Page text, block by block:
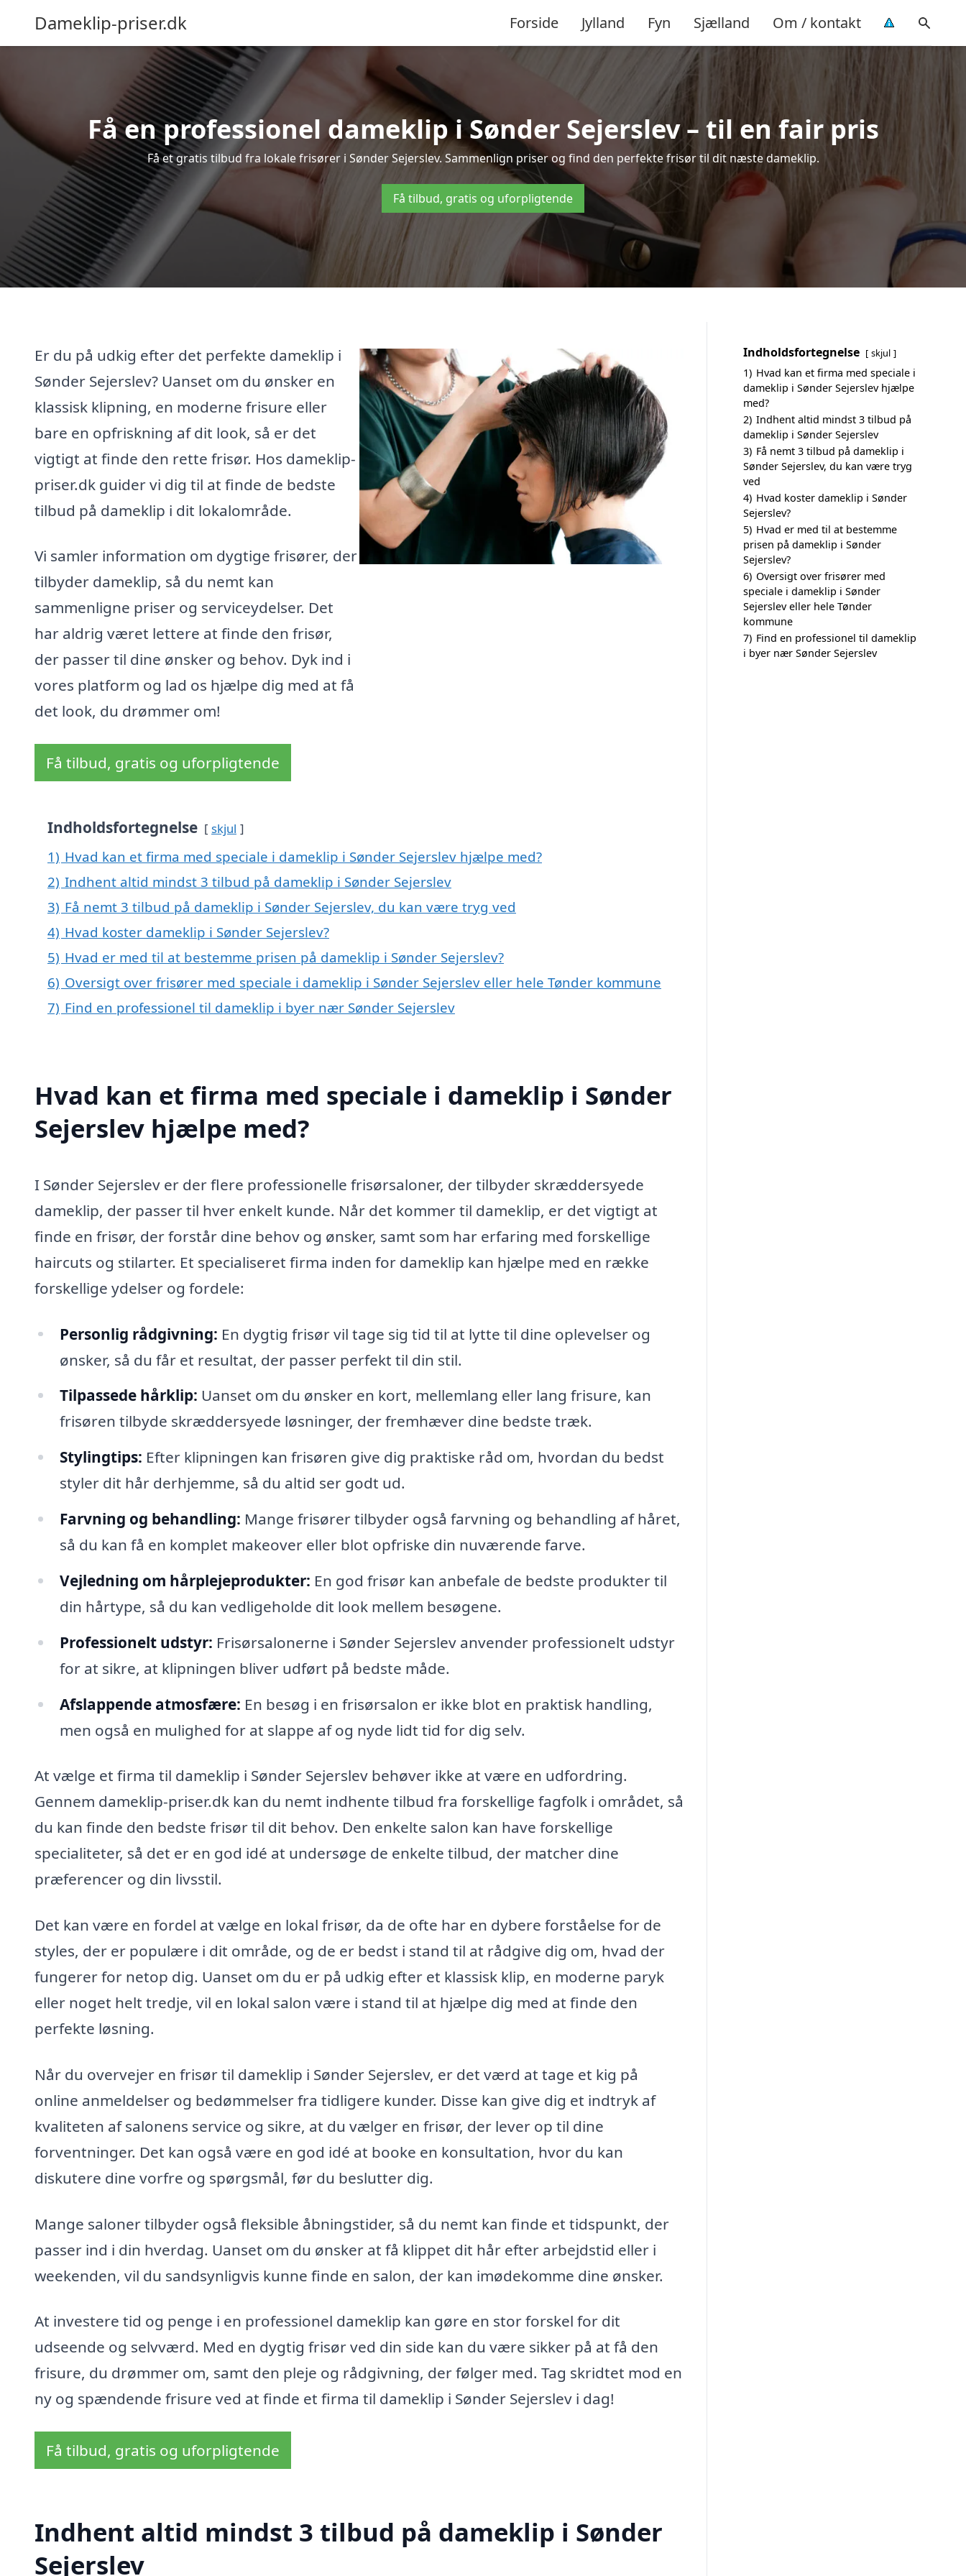
Dameklip-priser.dk Forside Jylland Fyn Sjælland Om / kontakt
Få en professionel dameklip i Sønder Sejerslev – til en fair pris
Få et gratis tilbud fra lokale frisører i Sønder Sejerslev. Sammenlign priser og find den perfekte frisør til dit næste dameklip.
Få tilbud, gratis og uforpligtende
Er du på udkig efter det perfekte dameklip i
Sønder Sejerslev? Uanset om du ønsker en
klassisk klipning, en moderne frisure eller
bare en opfriskning af dit look, så er det
vigtigt at finde den rette frisør. Hos dameklip-
priser.dk guider vi dig til at finde de bedste
tilbud på dameklip i dit lokalområde.
Vi samler information om dygtige frisører, der
tilbyder dameklip, så du nemt kan
sammenligne priser og serviceydelser. Det
har aldrig været lettere at finde den frisør,
der passer til dine ønsker og behov. Dyk ind i
vores platform og lad os hjælpe dig med at få
det look, du drømmer om!
Få tilbud, gratis og uforpligtende
Indholdsfortegnelse skjul
1) Hvad kan et firma med speciale i dameklip i Sønder Sejerslev hjælpe med?
2) Indhent altid mindst 3 tilbud på dameklip i Sønder Sejerslev
3) Få nemt 3 tilbud på dameklip i Sønder Sejerslev, du kan være tryg ved
4) Hvad koster dameklip i Sønder Sejerslev?
5) Hvad er med til at bestemme prisen på dameklip i Sønder Sejerslev?
6) Oversigt over frisører med speciale i dameklip i Sønder Sejerslev eller hele Tønder kommune
7) Find en professionel til dameklip i byer nær Sønder Sejerslev
Hvad kan et firma med speciale i dameklip i Sønder
Sejerslev hjælpe med?
I Sønder Sejerslev er der flere professionelle frisørsaloner, der tilbyder skræddersyede
dameklip, der passer til hver enkelt kunde. Når det kommer til dameklip, er det vigtigt at
finde en frisør, der forstår dine behov og ønsker, samt som har erfaring med forskellige
haircuts og stilarter. Et specialiseret firma inden for dameklip kan hjælpe med en række
forskellige ydelser og fordele:
Personlig rådgivning: En dygtig frisør vil tage sig tid til at lytte til dine oplevelser og
ønsker, så du får et resultat, der passer perfekt til din stil.
Tilpassede hårklip: Uanset om du ønsker en kort, mellemlang eller lang frisure, kan
frisøren tilbyde skræddersyede løsninger, der fremhæver dine bedste træk.
Stylingtips: Efter klipningen kan frisøren give dig praktiske råd om, hvordan du bedst
styler dit hår derhjemme, så du altid ser godt ud.
Farvning og behandling: Mange frisører tilbyder også farvning og behandling af håret,
så du kan få en komplet makeover eller blot opfriske din nuværende farve.
Vejledning om hårplejeprodukter: En god frisør kan anbefale de bedste produkter til
din hårtype, så du kan vedligeholde dit look mellem besøgene.
Professionelt udstyr: Frisørsalonerne i Sønder Sejerslev anvender professionelt udstyr
for at sikre, at klipningen bliver udført på bedste måde.
Afslappende atmosfære: En besøg i en frisørsalon er ikke blot en praktisk handling,
men også en mulighed for at slappe af og nyde lidt tid for dig selv.
At vælge et firma til dameklip i Sønder Sejerslev behøver ikke at være en udfordring.
Gennem dameklip-priser.dk kan du nemt indhente tilbud fra forskellige fagfolk i området, så
du kan finde den bedste frisør til dit behov. Den enkelte salon kan have forskellige
specialiteter, så det er en god idé at undersøge de enkelte tilbud, der matcher dine
præferencer og din livsstil.
Det kan være en fordel at vælge en lokal frisør, da de ofte har en dybere forståelse for de
styles, der er populære i dit område, og de er bedst i stand til at rådgive dig om, hvad der
fungerer for netop dig. Uanset om du er på udkig efter et klassisk klip, en moderne paryk
eller noget helt tredje, vil en lokal salon være i stand til at hjælpe dig med at finde den
perfekte løsning.
Når du overvejer en frisør til dameklip i Sønder Sejerslev, er det værd at tage et kig på
online anmeldelser og bedømmelser fra tidligere kunder. Disse kan give dig et indtryk af
kvaliteten af salonens service og sikre, at du vælger en frisør, der lever op til dine
forventninger. Det kan også være en god idé at booke en konsultation, hvor du kan
diskutere dine vorfre og spørgsmål, før du beslutter dig.
Mange saloner tilbyder også fleksible åbningstider, så du nemt kan finde et tidspunkt, der
passer ind i din hverdag. Uanset om du ønsker at få klippet dit hår efter arbejdstid eller i
weekenden, vil du sandsynligvis kunne finde en salon, der kan imødekomme dine ønsker.
At investere tid og penge i en professionel dameklip kan gøre en stor forskel for dit
udseende og selvværd. Med en dygtig frisør ved din side kan du være sikker på at få den
frisure, du drømmer om, samt den pleje og rådgivning, der følger med. Tag skridtet mod en
ny og spændende frisure ved at finde et firma til dameklip i Sønder Sejerslev i dag!
Få tilbud, gratis og uforpligtende
Indhent altid mindst 3 tilbud på dameklip i Sønder
Sejerslev
Indholdsfortegnelse skjul
1) Hvad kan et firma med speciale i
dameklip i Sønder Sejerslev hjælpe
med?
2) Indhent altid mindst 3 tilbud på
dameklip i Sønder Sejerslev
3) Få nemt 3 tilbud på dameklip i
Sønder Sejerslev, du kan være tryg
ved
4) Hvad koster dameklip i Sønder
Sejerslev?
5) Hvad er med til at bestemme
prisen på dameklip i Sønder
Sejerslev?
6) Oversigt over frisører med
speciale i dameklip i Sønder
Sejerslev eller hele Tønder
kommune
7) Find en professionel til dameklip
i byer nær Sønder Sejerslev